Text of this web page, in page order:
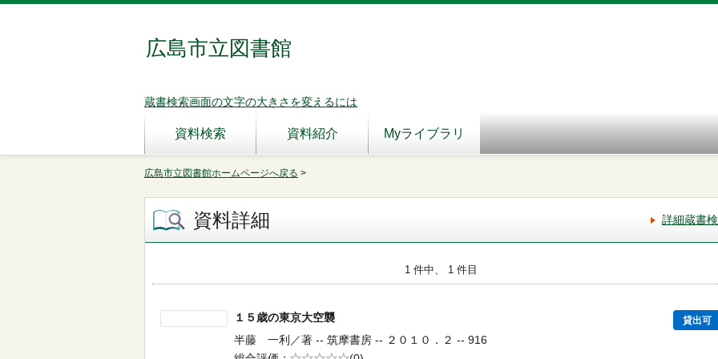
広島市立図書館
蔵書検索画面の文字の大きさを変えるには
資料検索 資料紹介 Myライブラリ
広島市立図書館ホームページへ戻る >
資料詳細 詳細蔵書
1 件中、 1 件目
１５歳の東京大空襲 貸出可
半藤 一利／著 -- 筑摩書房 -- ２０１０．２ -- 916